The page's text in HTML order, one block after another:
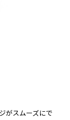
がスムーズにで